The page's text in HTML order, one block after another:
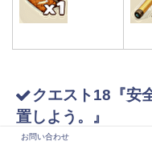
クエスト18『安
置しよう。』
お問い合わせ